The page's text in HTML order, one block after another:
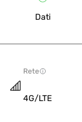
Dati
Rete
4G/LTE